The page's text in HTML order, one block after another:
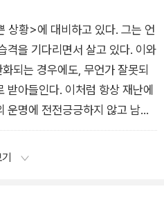
는 도덕적 제한 때문에 그런 에
실로 유감스러운 일이다.
상황>에 대비하고 있다. 그는 언
격을 기다리면서 살고 있다. 이와
되는 경우에도, 무언가 잘못되
받아들인다. 이처럼 항상 재난에
운명에 전전긍긍하지 않고 남의
냉엄한 정신이 형성되고 성숙되
유지하고 있는 제끄는 어느 한